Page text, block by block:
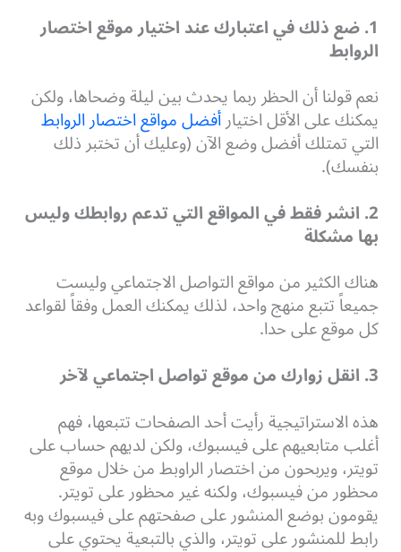
1. ضع ذلك في اعتبارك عند اختيار موقع اختصار
الروابط
نعم قولنا أن الحظر ربما يحدث بين ليلة وضحاها، ولكن
يمكنك على الأقل اختيارأفضل مواقع اختصار الروابط
التي تمتلك أفضل وضع الآن (وعليك أن تختبر ذلك
بنفسك).
2. انشر فقط في المواقع التي تدعم روابطك وليس
بها مشكلة
هناك الكثير من مواقع التواصل الاجتماعي وليست
جميعاً تتبع منهج واحد، لذلك يمكنك العمل وفقاً لقواعد
كل موقع على حدا.
3. انقل زوارك من موقع تواصل اجتماعي لآخر
هذه الاستراتيجية رأيت أحد الصفحات تتبعها، فهم
أغلب متابعيهم على فيسبوك، ولكن لديهم حساب على
تويتر، ويربحون من اختصار الراوبط من خلال موقع
محظور من فيسبوك، ولكنه غير محظور على تويتر.
يقومون بوضع المنشور على صفحتهم على فيسبوك وبه
رابط للمنشور على تويتر، والذي بالتبعية يحتوي على